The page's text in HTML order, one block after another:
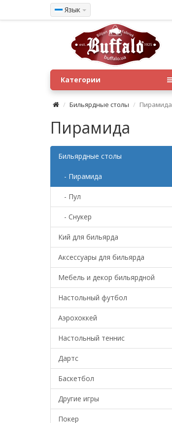
Язык
Категории
Бильярдные столы Пирамида
Пирамида
Бильярдные столы
- Пирамида
- Пул
- Снукер
Кий для бильярда
Аксессуары для бильярда
Мебель и декор бильярдной
Настольный футбол
Аэрохоккей
Настольный теннис
Дартс
Баскетбол
Другие игры
Покер